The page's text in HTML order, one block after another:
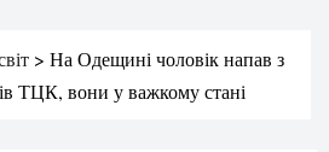
> На Одещині чоловік напав з
ТЦК, вони у важкому стані